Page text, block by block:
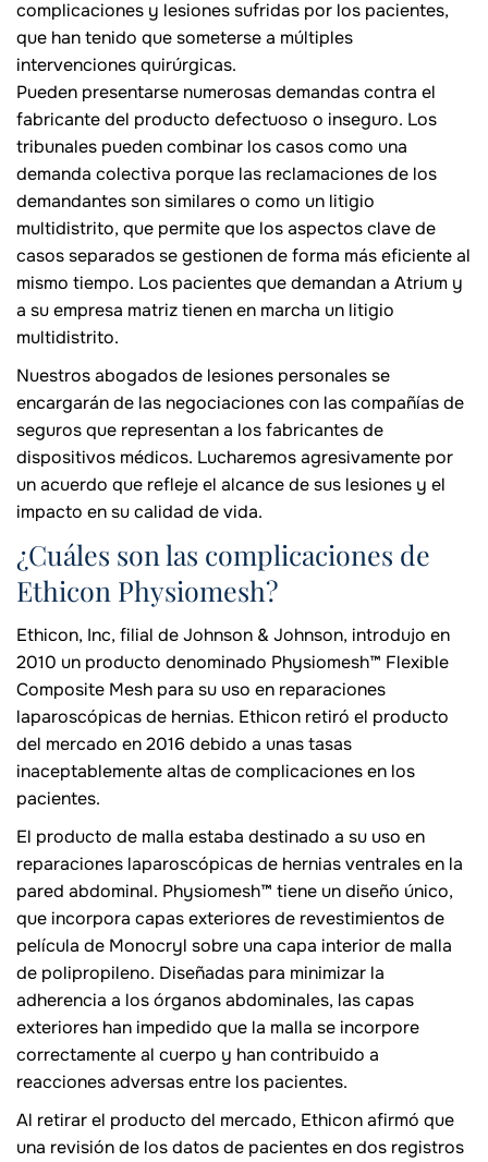
complicaciones y lesiones sufridas por los pacientes,
que han tenido que someterse a múltiples
intervenciones quirúrgicas.
Pueden presentarse numerosas demandas contra el
fabricante del producto defectuoso o inseguro. Los
tribunales pueden combinar los casos como una
demanda colectiva porque las reclamaciones de los
demandantes son similares o como un litigio
multidistrito, que permite que los aspectos clave de
casos separados se gestionen de forma más eficiente al
mismo tiempo. Los pacientes que demandan a Atrium y
a su empresa matriz tienen en marcha un litigio
multidistrito.
Nuestros abogados de lesiones personales se
encargarán de las negociaciones con las compañías de
seguros que representan a los fabricantes de
dispositivos médicos. Lucharemos agresivamente por
un acuerdo que refleje el alcance de sus lesiones y el
impacto en su calidad de vida.
¿Cuáles son las complicaciones de
Ethicon Physiomesh?
Ethicon, Inc, filial de Johnson & Johnson, introdujo en
2010 un producto denominado Physiomesh™ Flexible
Composite Mesh para su uso en reparaciones
laparoscópicas de hernias. Ethicon retiró el producto
del mercado en 2016 debido a unas tasas
inaceptablemente altas de complicaciones en los
pacientes.
El producto de malla estaba destinado a su uso en
reparaciones laparoscópicas de hernias ventrales en la
pared abdominal. Physiomesh™ tiene un diseño único,
que incorpora capas exteriores de revestimientos de
película de Monocryl sobre una capa interior de malla
de polipropileno. Diseñadas para minimizar la
adherencia a los órganos abdominales, las capas
exteriores han impedido que la malla se incorpore
correctamente al cuerpo y han contribuido a
reacciones adversas entre los pacientes.
Al retirar el producto del mercado, Ethicon afirmó que
una revisión de los datos de pacientes en dos registros